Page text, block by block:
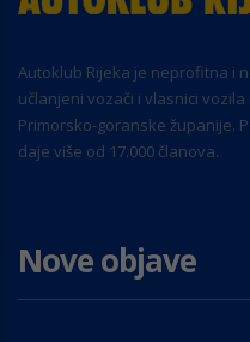
Autoklub Rijeka je neprofitna i
učlanjeni vozači i vlasnici
Primorsko-goranske županije.
daje više od 17.000 članova.
Nove objave